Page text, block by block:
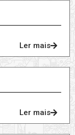
Ler mais
Ler mais